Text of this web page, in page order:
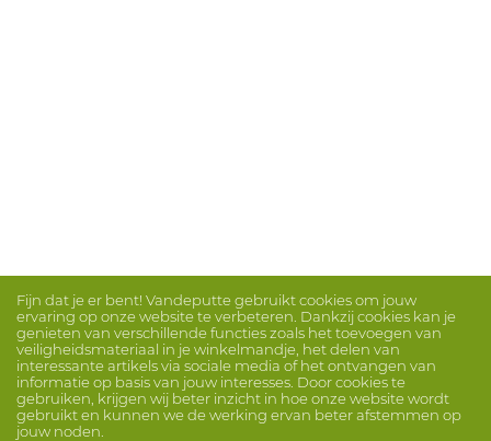
Fijn dat je er bent! Vandeputte gebruikt cookies om jouw
ervaring op onze website te verbeteren. Dankzij cookies kan je
genieten van verschillende functies zoals het toevoegen van
veiligheidsmateriaal in je winkelmandje, het delen van
interessante artikels via sociale media of het ontvangen van
informatie op basis van jouw interesses. Door cookies te
gebruiken, krijgen wij beter inzicht in hoe onze website wordt
gebruikt en kunnen we de werking ervan beter afstemmen op
jouw noden.